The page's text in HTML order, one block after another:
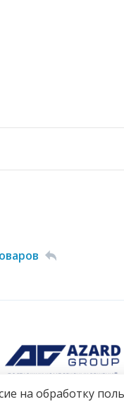
на обработку